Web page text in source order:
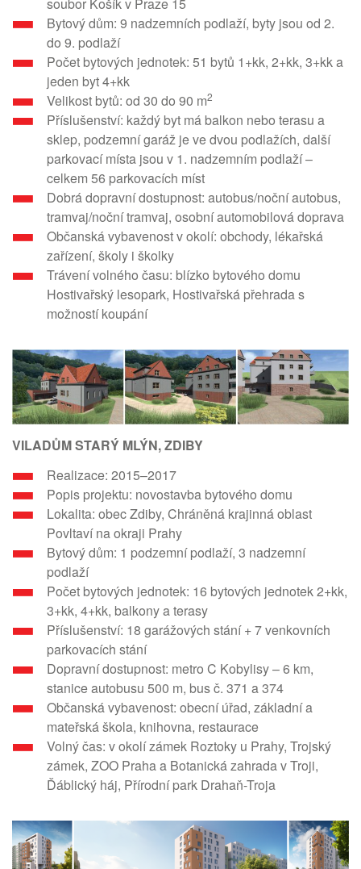
soubor Košík v Praze 15
Bytový dům: 9 nadzemních podlaží, byty jsou od 2.
do 9. podlaží
Počet bytových jednotek: 51 bytů 1+kk, 2+kk, 3+kk a
jeden byt 4+kk
Velikost bytů: od 30 do 90 m2
Příslušenství: každý byt má balkon nebo terasu a
sklep, podzemní garáž je ve dvou podlažích, další
parkovací místa jsou v 1. nadzemním podlaží –
celkem 56 parkovacích míst
Dobrá dopravní dostupnost: autobus/noční autobus,
tramvaj/noční tramvaj, osobní automobilová doprava
Občanská vybavenost v okolí: obchody, lékařská
zařízení, školy i školky
Trávení volného času: blízko bytového domu
Hostivařský lesopark, Hostivařská přehrada s
možností koupání
VILADŮM STARÝ MLÝN, ZDIBY
Realizace: 2015–2017
Popis projektu: novostavba bytového domu
Lokalita: obec Zdiby, Chráněná krajinná oblast
Povltaví na okraji Prahy
Bytový dům: 1 podzemní podlaží, 3 nadzemní
podlaží
Počet bytových jednotek: 16 bytových jednotek 2+kk,
3+kk, 4+kk, balkony a terasy
Příslušenství: 18 garážových stání + 7 venkovních
parkovacích stání
Dopravní dostupnost: metro C Kobylisy – 6 km,
stanice autobusu 500 m, bus č. 371 a 374
Občanská vybavenost: obecní úřad, základní a
mateřská škola, knihovna, restaurace
Volný čas: v okolí zámek Roztoky u Prahy, Trojský
zámek, ZOO Praha a Botanická zahrada v Troji,
Ďáblický háj, Přírodní park Drahaň-Troja